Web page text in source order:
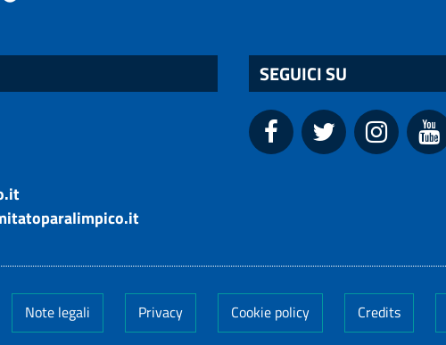
SEGUICI SU
Note legali Privacy Cookie policy Credits